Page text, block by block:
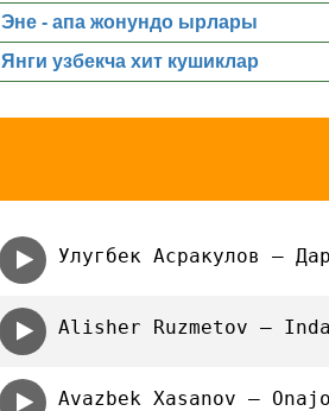
Эне - апа жонундо ырлары
Янги узбекча хит кушиклар
Улугбек Асракулов —
Alisher Ruzmetov —
Avazbek Xasanov —